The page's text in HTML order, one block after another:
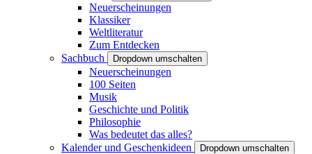
Neuerscheinungen
Klassiker
Weltliteratur
Zum Entdecken
Sachbuch
Dropdown umschalten
Neuerscheinungen
100 Seiten
Musik
Geschichte und Politik
Philosophie
Was bedeutet das alles?
Kalender und Geschenkideen
Dropdown umschalten